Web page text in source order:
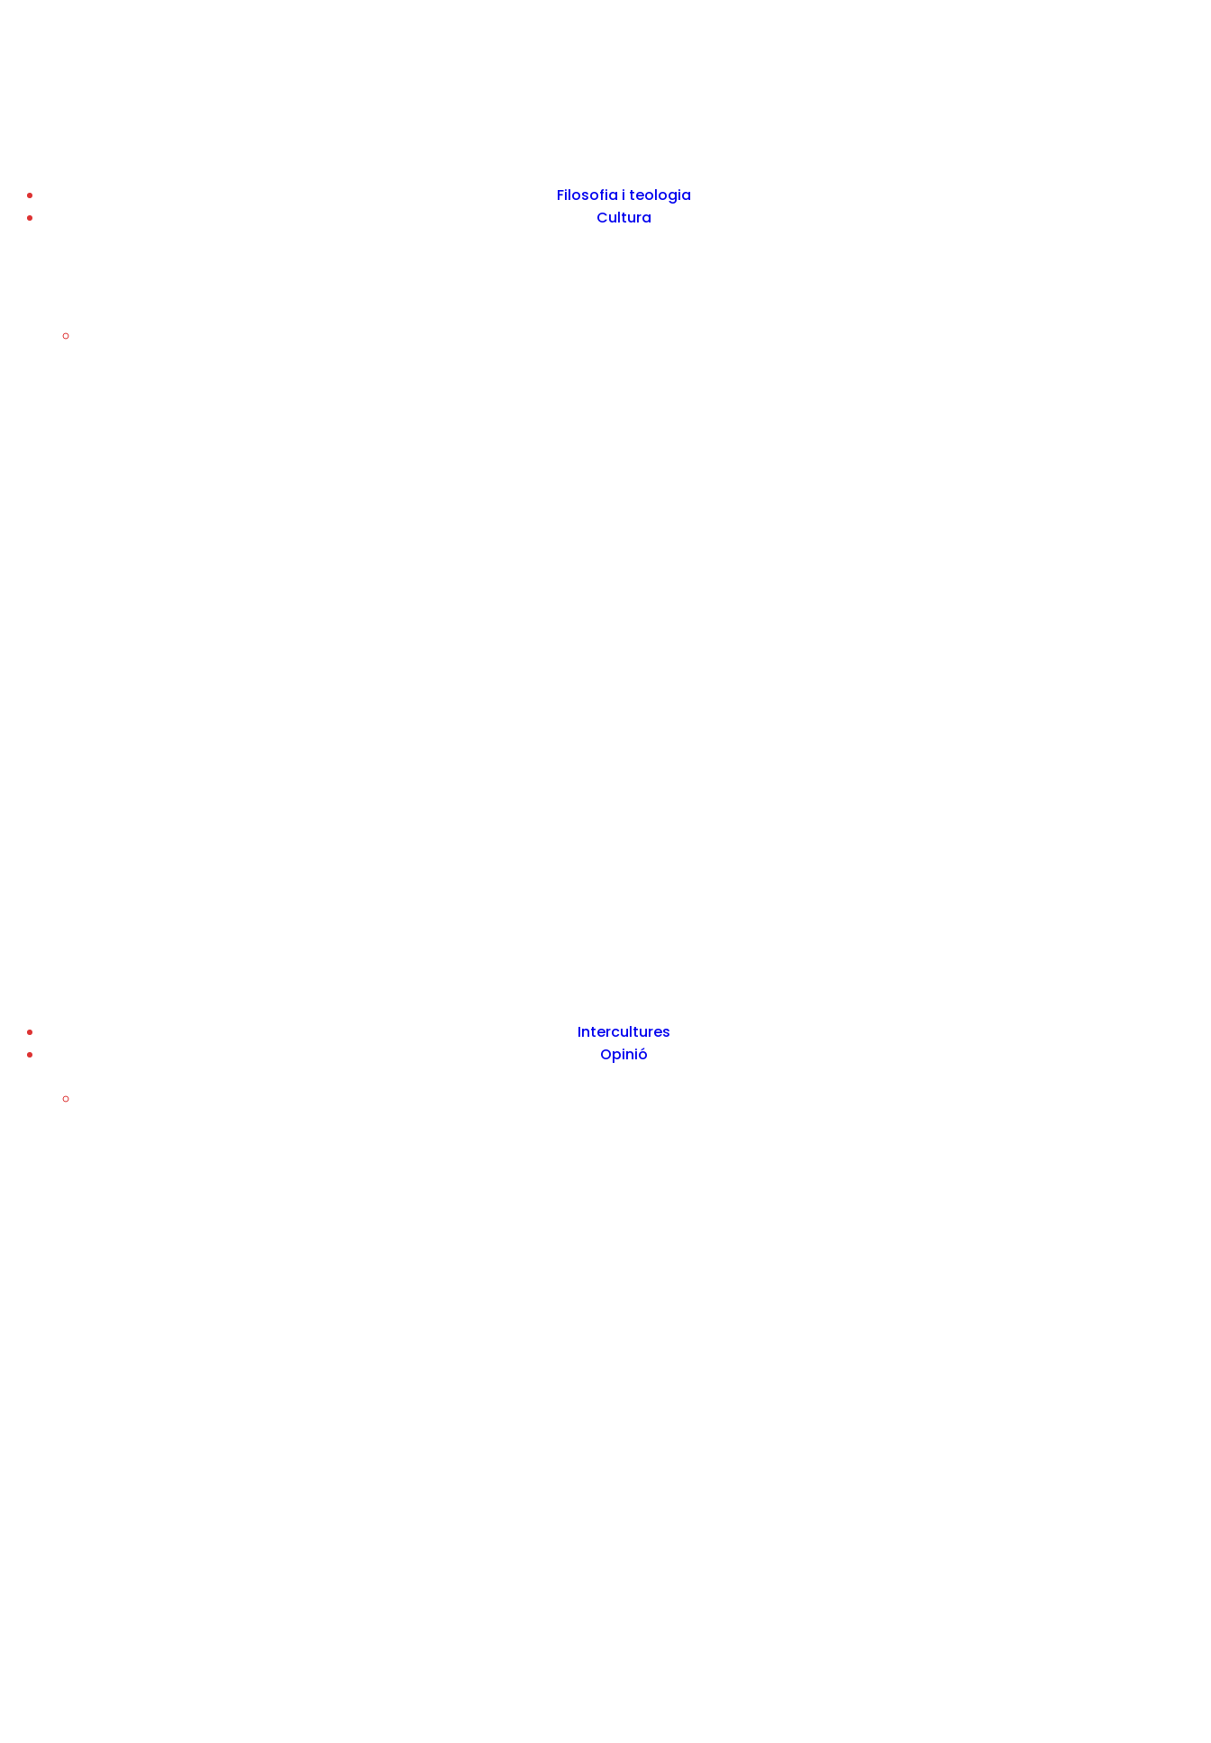
Filosofia i teologia
Cultura
Intercultures
Opinió